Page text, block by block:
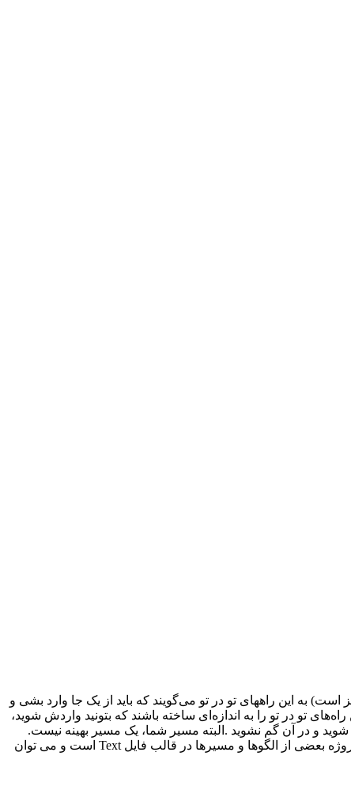
به این راههای تو در تو می‌گویند که باید از یک جا وارد بشی و
تو در تو را به اندازه‌ای ساخته باشند که بتونید واردش شوید،
و در آن گم نشوید . البته مسیر شما، یک مسیر بهینه نیست.
بعضی از الگوها و مسیرها در قالب فایل Text است و می توان